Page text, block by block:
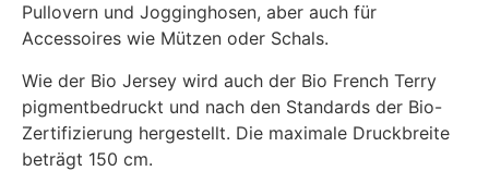
Pullovern und Jogginghosen, aber auch für
Accessoires wie Mützen oder Schals.
Wie der Bio Jersey wird auch der Bio French Terry
pigmentbedruckt und nach den Standards der Bio-
Zertifizierung hergestellt. Die maximale Druckbreite
beträgt 150 cm.